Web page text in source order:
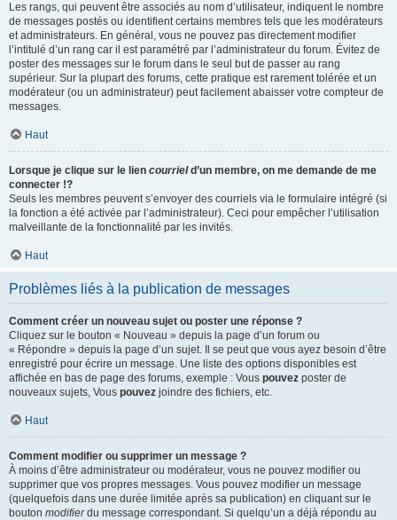
Les rangs, qui peuvent être associés au nom d’utilisateur, indiquent le nombre
de messages postés ou identifient certains membres tels que les modérateurs
et administrateurs. En général, vous ne pouvez pas directement modifier
l’intitulé d’un rang car il est paramétré par l’administrateur du forum. Évitez de
poster des messages sur le forum dans le seul but de passer au rang
supérieur. Sur la plupart des forums, cette pratique est rarement tolérée et un
modérateur (ou un administrateur) peut facilement abaisser votre compteur de
messages.
Haut
Lorsque je clique sur le lien courrield’un membre, on me demande de me
connecter !?
Seuls les membres peuvent s’envoyer des courriels via le formulaire intégré (si
la fonction a été activée par l’administrateur). Ceci pour empêcher l’utilisation
malveillante de la fonctionnalité par les invités.
Haut
Problèmes liés à la publication de messages
Comment créer un nouveau sujet ou poster une réponse ?
Cliquez sur le bouton « Nouveau » depuis la page d’un forum ou
« Répondre » depuis la page d’un sujet. Il se peut que vous ayez besoin d’être
enregistré pour écrire un message. Une liste des options disponibles est
affichée en bas de page des forums, exemple : Vous pouvez poster de
nouveaux sujets, Vous pouvez joindre des fichiers, etc.
Haut
Comment modifier ou supprimer un message ?
À moins d’être administrateur ou modérateur, vous ne pouvez modifier ou
supprimer que vos propres messages. Vous pouvez modifier un message
(quelquefois dans une durée limitée après sa publication) en cliquant sur le
bouton modifierdu message correspondant. Si quelqu’un a déjà répondu au